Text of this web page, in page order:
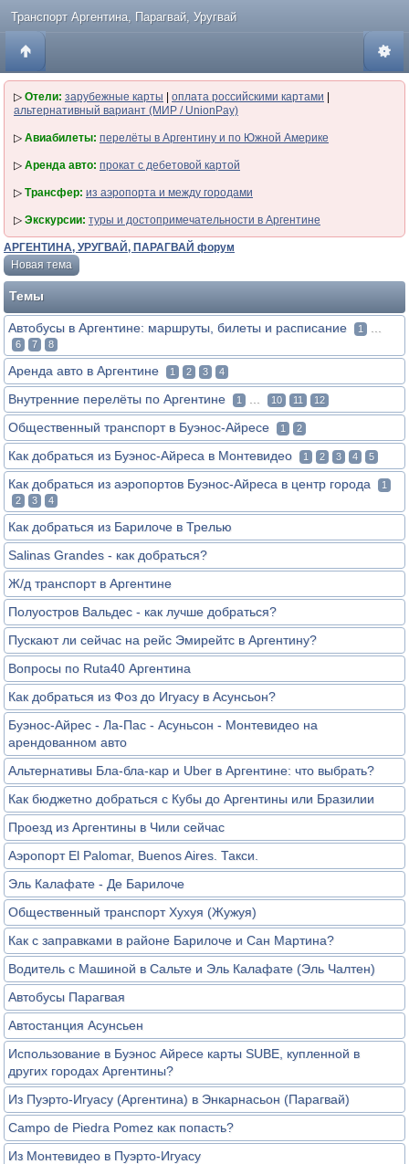
Транспорт Аргентина, Парагвай, Уругвай
▷ Отели: зарубежные карты оплата российскими картами
альтернативный вариант (МИР / UnionPay)
▷ Авиабилеты: перелёты в Аргентину и по Южной Америке
▷ Аренда авто: прокат с дебетовой картой
▷ Трансфер: из аэропорта и между городами
▷ Экскурсии: туры и достопримечательности в Аргентине
АРГЕНТИНА, УРУГВАЙ, ПАРАГВАЙ форум
Новая тема
Темы
Автобусы в Аргентине: маршруты, билеты и расписание 1
6 7 8
Аренда авто в Аргентине 1 2 3 4
Внутренние перелёты по Аргентине 1 10 11 12
Общественный транспорт в Буэнос-Айресе 1 2
Как добраться из Буэнос-Айреса в Монтевидео 1 2 3 4 5
Как добраться из аэропортов Буэнос-Айреса в центр города
1
2
3 4
Как добраться из Барилоче в Трелью
Salinas Grandes - как добраться?
Ж/д транспорт в Аргентине
Полуостров Вальдес - как лучше добраться?
Пускают ли сейчас на рейс Эмирейтс в Аргентину?
Вопросы по Ruta40 Аргентина
Как добраться из Фоз до Игуасу в Асунсьон?
Буэнос-Айрес - Ла-Пас - Асуньсон - Монтевидео на
арендованном авто
Альтернативы Бла-бла-кар и Uber в Аргентине: что выбрать?
Как бюджетно добраться с Кубы до Аргентины или Бразилии
Проезд из Аргентины в Чили сейчас
Аэропорт El Palomar, Buenos Aires. Такси.
Эль Калафате - Де Барилоче
Общественный транспорт Хухуя (Жужуя)
Как с заправками в районе Барилоче и Сан Мартина?
Водитель с Машиной в Сальте и Эль Калафате (Эль Чалтен)
Автобусы Парагвая
Автостанция Асунсьен
Использование в Буэнос Айресе карты SUBE, купленной в
других городах Аргентины?
Из Пуэрто-Игуасу (Аргентина) в Энкарнасьон (Парагвай)
Campo de Piedra Pomez как попасть?
Из Монтевидео в Пуэрто-Игуасу